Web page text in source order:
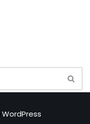
WordPress